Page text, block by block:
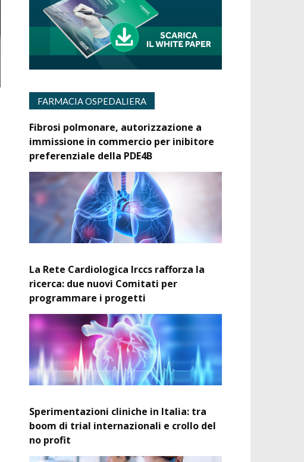
FARMACIA OSPEDALIERA
Fibrosi polmonare, autorizzazione a
immissione in commercio per inibitore
preferenziale della PDE4B
La Rete Cardiologica Irccs rafforza la
ricerca: due nuovi Comitati per
programmare i progetti
Sperimentazioni cliniche in Italia: tra
boom di trial internazionali e crollo del
no profit